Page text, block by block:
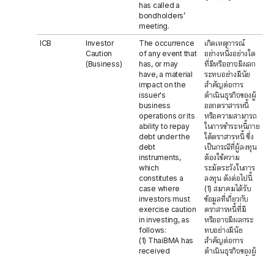
has called a
bondholders’
meeting.
ICB
Investor
Caution
(Business)
The occurrence
of any event that
has, or may
have, a material
impact on the
issuer's
business
operations or its
ability to repay
debt under the
debt
instruments,
which
constitutes a
case where
investors must
exercise caution
in investing, as
follows:
(1) ThaiBMA has
received
เกิดเหตุการณ์
อย่างหนึ่งอย่างใด
ที่มีหรืออาจมีผลก
ระทบอย่างมีนัย
สำคัญต่อการ
ดำเนินธุรกิจของผู้
ออกตราสารหนี้
หรือความสามารถ
ในการชำระหนี้ภาย
ใต้ตราสารหนี้ ซึ่ง
เป็นกรณีที่ผู้ลงทุน
ต้องใช้ความ
ระมัดระวังในการ
ลงทุน ดังต่อไปนี้
(1) สมาคมได้รับ
ข้อมูลที่เกี่ยวกับ
ตราสารหนี้ที่มี
หรืออาจมีผลกระ
ทบอย่างมีนัย
สำคัญต่อการ
ดำเนินธุรกิจของผู้